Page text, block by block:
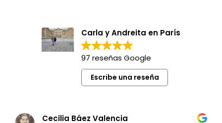
Carla y Andreita en París
97 reseñas Google
Escribe una reseña
Cecilia Báez Valencia